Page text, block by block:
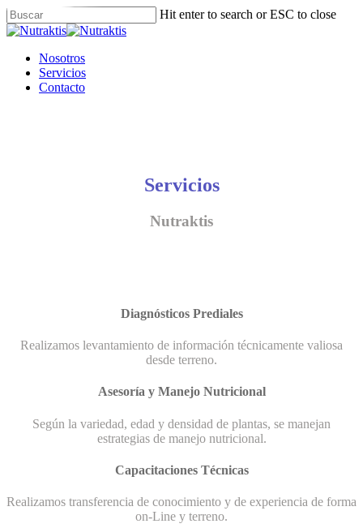
Skip
to
content
Hit enter to search or ESC to close
Close
Menu
Nosotros
Servicios
Contacto
Servicios
Nutraktis
Diagnósticos Prediales
Realizamos levantamiento de información técnicamente valiosa
desde terreno.
Asesoría y Manejo Nutricional
Según la variedad, edad y densidad de plantas, se manejan
estrategias de manejo nutricional.
Capacitaciones Técnicas
Realizamos transferencia de conocimiento y de experiencia de forma
on-Line y terreno.